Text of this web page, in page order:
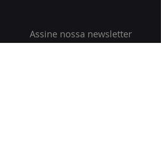
Assine nossa newsletter